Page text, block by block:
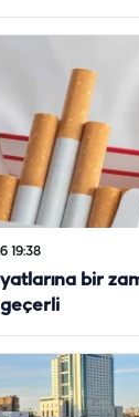
19:38
bir